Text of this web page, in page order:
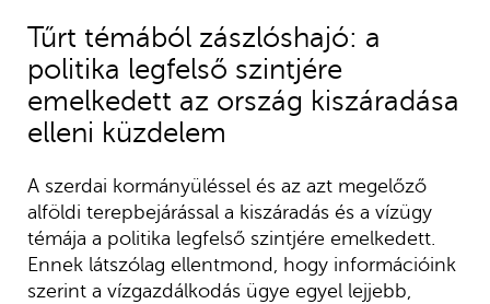
Tűrt témából zászlóshajó: a
politika legfelső szintjére
emelkedett az ország kiszáradása
elleni küzdelem
A szerdai kormányüléssel és az azt megelőző
alföldi terepbejárással a kiszáradás és a vízügy
témája a politika legfelső szintjére emelkedett.
Ennek látszólag ellentmond, hogy információink
szerint a vízgazdálkodás ügye egyel lejjebb,